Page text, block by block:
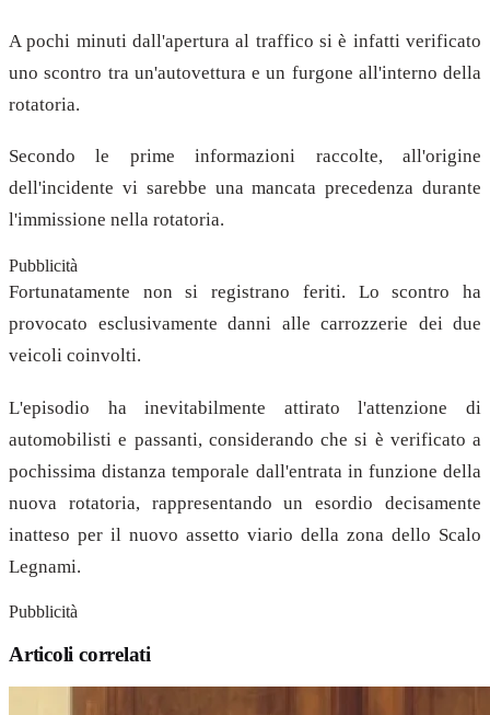
A pochi minuti dall'apertura al traffico si è infatti verificato
uno scontro tra un'autovettura e un furgone all'interno della
rotatoria.
Secondo le prime informazioni raccolte, all'origine
dell'incidente vi sarebbe una mancata precedenza durante
l'immissione nella rotatoria.
Pubblicità
Fortunatamente non si registrano feriti. Lo scontro ha
provocato esclusivamente danni alle carrozzerie dei due
veicoli coinvolti.
L'episodio ha inevitabilmente attirato l'attenzione di
automobilisti e passanti, considerando che si è verificato a
pochissima distanza temporale dall'entrata in funzione della
nuova rotatoria, rappresentando un esordio decisamente
inatteso per il nuovo assetto viario della zona dello Scalo
Legnami.
Pubblicità
Articoli correlati